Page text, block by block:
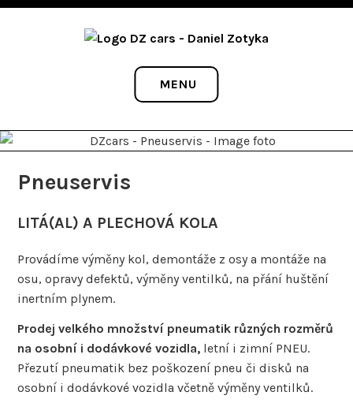
Skip
MENU
Pneuservis
LITÁ(AL) A PLECHOVÁ KOLA
Provádíme výměny kol, demontáže z osy a montáže na
osu, opravy defektů, výměny ventilků, na přání huštění
inertním plynem.
Prodej velkého množství pneumatik různých rozměrů
na osobní i dodávkové vozidla, letní i zimní PNEU.
Přezutí pneumatik bez poškození pneu či disků na
osobní i dodávkové vozidla včetně výměny ventilků.